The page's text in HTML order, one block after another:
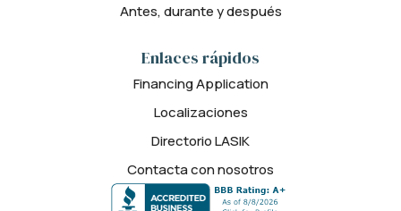
Antes, durante y después
Enlaces rápidos
Financing Application
Localizaciones
Directorio LASIK
Contacta con nosotros